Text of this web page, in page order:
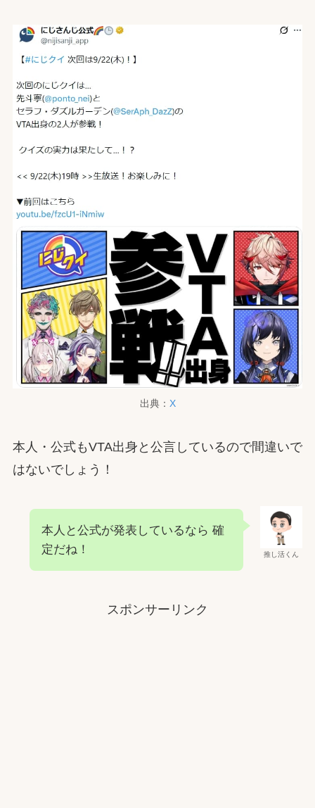
出典： X
本人・公式もVTA出身と公言しているので間違いで
はないでしょう！
推し活くん
本人と公式が発表しているなら 確
定だね！
スポンサーリンク